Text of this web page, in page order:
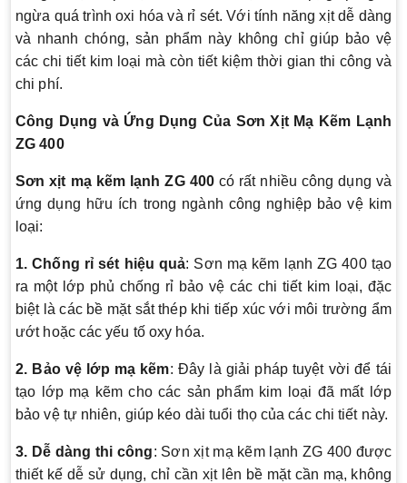
ngừa quá trình oxi hóa và rỉ sét. Với tính năng xịt dễ dàng
và nhanh chóng, sản phẩm này không chỉ giúp bảo vệ
các chi tiết kim loại mà còn tiết kiệm thời gian thi công và
chi phí.
Công Dụng và Ứng Dụng Của Sơn Xịt Mạ Kẽm Lạnh
ZG 400
Sơn xịt mạ kẽm lạnh ZG 400 có rất nhiều công dụng và
ứng dụng hữu ích trong ngành công nghiệp bảo vệ kim
loại:
1. Chống rỉ sét hiệu quả: Sơn mạ kẽm lạnh ZG 400 tạo
ra một lớp phủ chống rỉ bảo vệ các chi tiết kim loại, đặc
biệt là các bề mặt sắt thép khi tiếp xúc với môi trường ẩm
ướt hoặc các yếu tố oxy hóa.
2. Bảo vệ lớp mạ kẽm: Đây là giải pháp tuyệt vời để tái
tạo lớp mạ kẽm cho các sản phẩm kim loại đã mất lớp
bảo vệ tự nhiên, giúp kéo dài tuổi thọ của các chi tiết này.
3. Dễ dàng thi công: Sơn xịt mạ kẽm lạnh ZG 400 được
thiết kế dễ sử dụng, chỉ cần xịt lên bề mặt cần mạ, không